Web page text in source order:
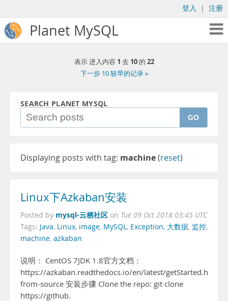
登入 | 注册
Planet MySQL
表示 进入内容 1 去 10的 22
下一步 10 较早的记录 »
SEARCH PLANET MYSQL
GO
Displaying posts with tag: machine(reset)
Linux下Azkaban安装
Posted by mysql-云栖社区 on Tue 09 Oct 2018 03:45 UTC
Tags: Java, Linux, image, MySQL, Exception, 大数据, 监控,
machine, azkaban
说明： CentOS 7JDK 1.8官方文档：
https://azkaban.readthedocs.io/en/latest/
from-source 安装步骤 Clone the repo: git clone
https://github.